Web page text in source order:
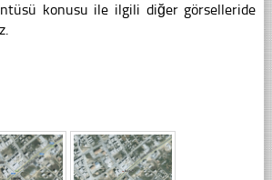
konusu ile ilgili diğer görselleride